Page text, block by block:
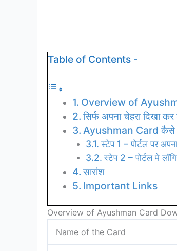
Table of Contents -
Overview of
सिर्फ अपना चेहरा दिखा
Ayushman Card कैसे
स्टेप 1 – पोर्टल पर
स्टेप 2 – पोर्टल मे
सारांश
Important Links
Overview of Ayushman Card
Name of the Card